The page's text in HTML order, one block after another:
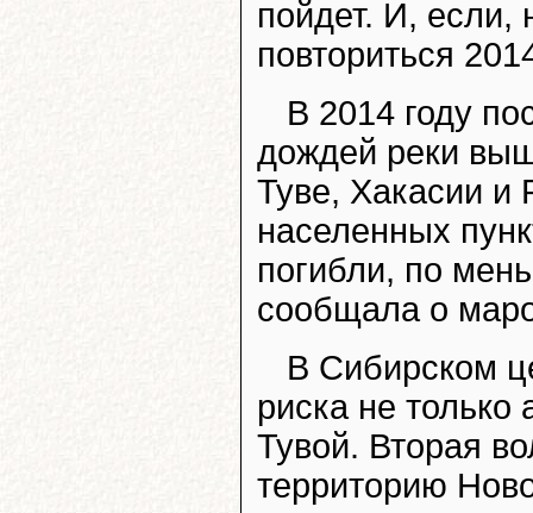
пойдет. И, если,
повториться
В 2014 году
дождей реки
Туве, Хакасии и
населенных
погибли, по
сообщала о
В Сибирском
риска не
Тувой. Вторая
территорию